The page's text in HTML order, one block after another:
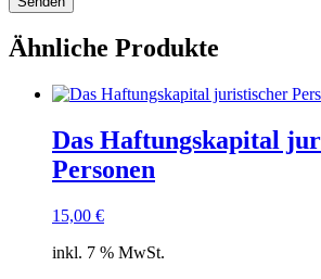
Ähnliche Produkte
Das Haftungskapital
Personen
15,00 €
inkl. 7 % MwSt.